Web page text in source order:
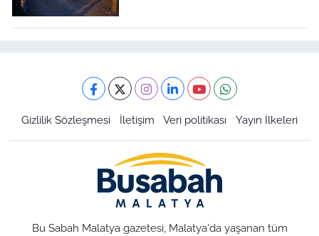
Gizlilik Sözleşmesi İletişim Veri politikası Yayın İlkeleri
Bu Sabah Malatya gazetesi, Malatya'da yaşanan tüm